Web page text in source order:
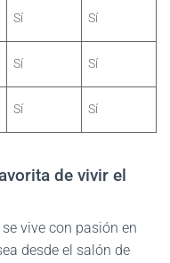
Sí Sí
Sí Sí
Sí Sí
de vivir el
vive con pasión en
desde el salón de